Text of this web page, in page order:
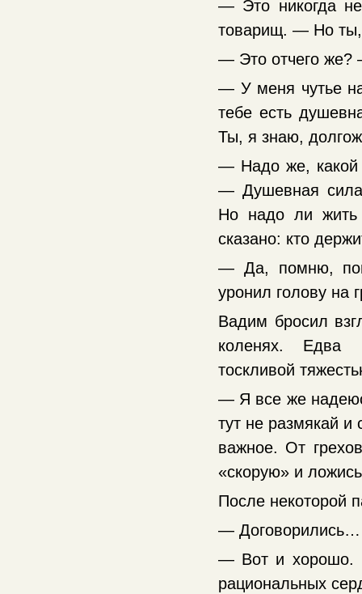
— Это никогда
товарищ. — Но ты,
— Это отчего же?
— У меня чутье
тебе есть
Ты, я знаю,
— Надо же, какой
— Душевная
Но надо ли жить
сказано: кто
— Да, помню,
уронил голову на
Вадим бросил
коленях. Едва
тоскливой
— Я все же
тут не размякай
важное. От
«скорую» и
После некоторой
— Договорились…
— Вот и хорошо.
рациональных